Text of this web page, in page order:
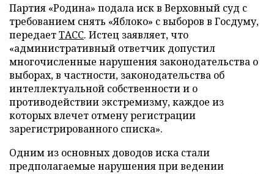
Партия «Родина» подала иск в Верховный суд с
требованием снять «Яблоко» с выборов в Госдуму,
передаетТАСС. Истец заявляет, что
«административный ответчик допустил
многочисленные нарушения законодательства о
выборах, в частности, законодательства об
интеллектуальной собственности и о
противодействии экстремизму, каждое из
которых влечет отмену регистрации
зарегистрированного списка».
Одним из основных доводов иска стали
предполагаемые нарушения при ведении